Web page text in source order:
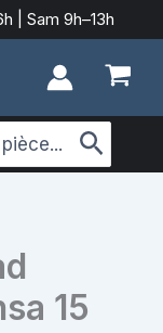
| Sam 9h–13h
15